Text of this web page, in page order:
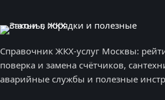
Справочник ЖКХ-услуг Москвы:
поверка и замена счётчиков,
аварийные службы и полезные